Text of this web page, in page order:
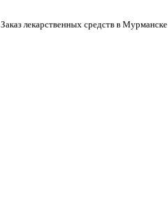
Заказ лекарственных средств в Мурманске